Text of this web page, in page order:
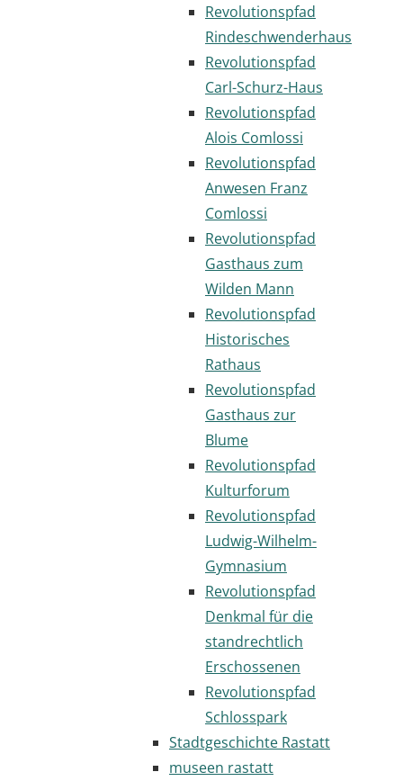
Revolutionspfad
Rindeschwenderhaus
Revolutionspfad
Carl-Schurz-Haus
Revolutionspfad
Alois Comlossi
Revolutionspfad
Anwesen Franz
Comlossi
Revolutionspfad
Gasthaus zum
Wilden Mann
Revolutionspfad
Historisches
Rathaus
Revolutionspfad
Gasthaus zur
Blume
Revolutionspfad
Kulturforum
Revolutionspfad
Ludwig-Wilhelm-
Gymnasium
Revolutionspfad
Denkmal für die
standrechtlich
Erschossenen
Revolutionspfad
Schlosspark
Stadtgeschichte Rastatt
museen rastatt